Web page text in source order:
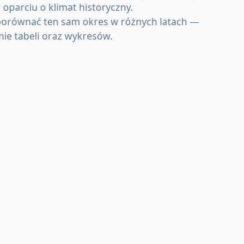
o klimat historyczny.
ten sam okres w różnych latach —
tabeli oraz wykresów.